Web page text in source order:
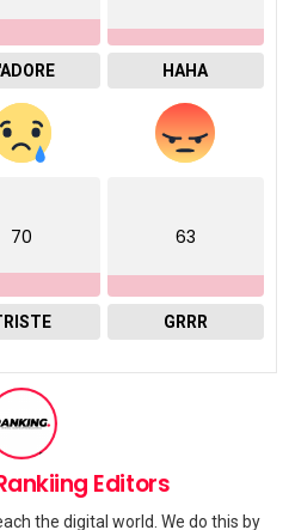
HAHA
70 63
GRRR
Editors
the digital world. We do this by